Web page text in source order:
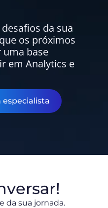
da sua
os próximos
base
em Analytics e
especialista
da sua jornada.